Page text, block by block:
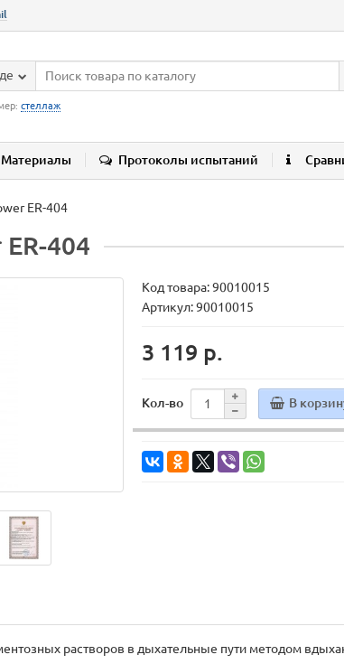
стеллаж
Материалы Протоколы испытаний
ER-404
404
Код товара:90010015
Артикул: 90010015
3 119 р.
Кол-во В
растворов в дыхательные пути методом